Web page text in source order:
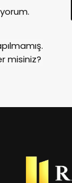
misiniz?